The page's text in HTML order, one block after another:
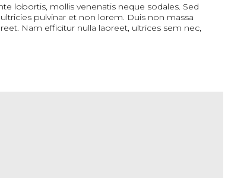
lobortis, mollis venenatis neque sodales. Sed
pulvinar et non lorem. Duis non massa
Nam efficitur nulla laoreet, ultrices sem nec,